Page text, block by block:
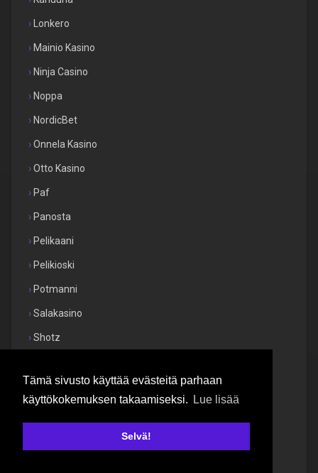
Lonkero
Mainio Kasino
Ninja Casino
Noppa
NordicBet
Onnela Kasino
Otto Kasino
Paf
Panosta
Pelikaani
Pelikioski
Potmanni
Salakasino
Shotz
Spinnaus
Tämä sivusto käyttää evästeitä parhaan
käyttökokemuksen takaamiseksi.
Lue lisää
Selvä!